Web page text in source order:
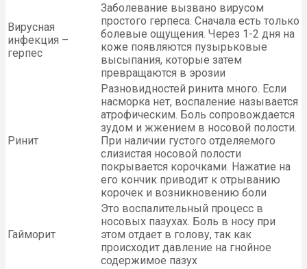
Вирусная
инфекция –
герпес
Заболевание вызвано вирусом
простого герпеса. Сначала есть только
болевые ощущения. Через 1-2 дня на
коже появляются пузырьковые
высыпания, которые затем
превращаются в эрозии
Ринит
Разновидностей ринита много. Если
насморка нет, воспаление называется
атрофическим. Боль сопровождается
зудом и жжением в носовой полости.
При наличии густого отделяемого
слизистая носовой полости
покрывается корочками. Нажатие на
его кончик приводит к отрыванию
корочек и возникновению боли
Гайморит
Это воспалительный процесс в
носовых пазухах. Боль в носу при
этом отдает в голову, так как
происходит давление на гнойное
содержимое пазух